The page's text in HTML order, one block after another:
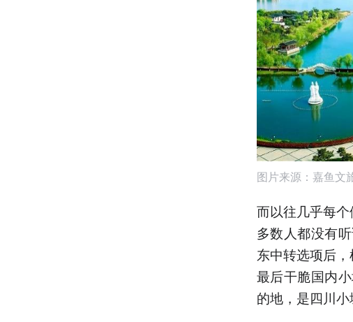
图片来源：嘉鱼文
而以往几乎每
多数人都没有
东中转选项后
最后干脆国内
的地，是四川小